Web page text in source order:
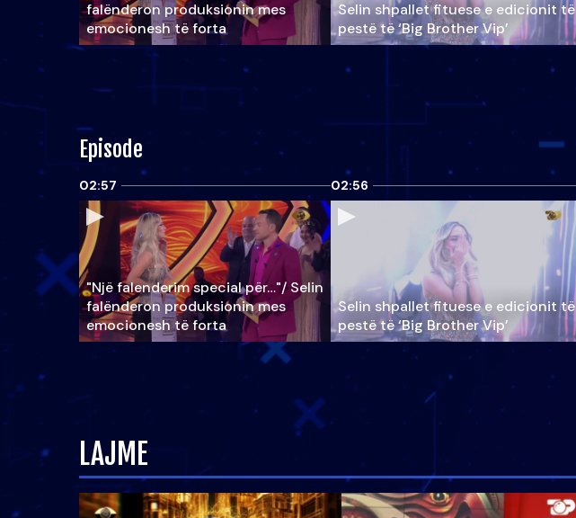
falënderon produksionin mes
emocionesh të forta
Selin shpallet fituese e edicionit të
pestë të ‘Big Brother Vip’
Episode
02:57
"Një falenderim special për…"/ Selin
falënderon produksionin mes
emocionesh të forta
02:56
Selin shpallet fituese e edicionit të
pestë të ‘Big Brother Vip’
LAJME